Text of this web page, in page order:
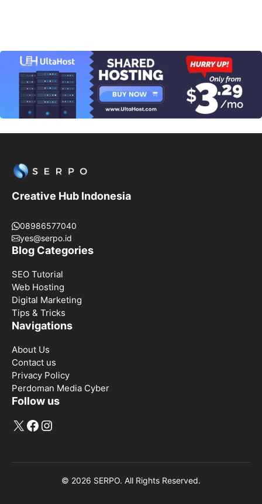
Creative Hub Indonesia
08986577040
yes@serpo.id
Blog Categories
SEO Tutorial
Web Hosting
Digital Marketing
Tips & Tricks
Navigations
About Us
Contact us
Privacy Policy
Perdoman Media Cyber
Follow us
X Facebook
Instagram
© 2026 SERPO. All Rights Reserved.